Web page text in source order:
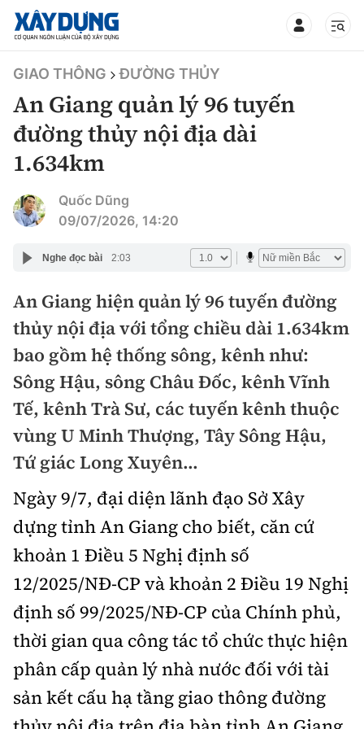
TIN BỘ XÂY DỰNG
CHUYÊN MỤC
Mới nhất
Thời sự
Chính trị
Xã hội
Chuyện dọc đường
Cải chính
Xây dựng
Chỉ đạo điều hành
Quy hoạch kiến trúc
Vật liệu xây dựng
Giám định chất lượng
Quản lý đô thị
Giao thông
Quản lý
Đường bộ
Hàng không
Đường sắt
Đăng kiểm
Đường sắt tốc độ cao
Đường thủy
Hàng hải
Đường sắt đô thị
Kinh tế
Thị trường
Chứng khoán
Bảo hiểm
Doanh nghiệp
Pháp luật
Thanh tra
An ninh hình sự
Pháp đình
Hỏi - Đáp
An toàn giao thông
Giao thông 24h
ATGT địa phương
Văn hóa giao thông
Lái xe an toàn
Chung tay vì ATGT
Chất lượng sống
Giáo dục
Y tế
Đời sống
Lao động - Công đoàn
Văn hóa - Giải Trí
Văn hóa
Showbiz
Thể thao
Bóng đá
Bình luận
Công nghệ
GIAO THÔNG ĐƯỜNG THỦY
An Giang quản lý 96 tuyến
đường thủy nội địa dài
1.634km
Quốc Dũng
09/07/2026, 14:20
Nghe đọc bài 2:03
An Giang hiện quản lý 96 tuyến đường
thủy nội địa với tổng chiều dài 1.634km
bao gồm hệ thống sông, kênh như:
Sông Hậu, sông Châu Đốc, kênh Vĩnh
Tế, kênh Trà Sư, các tuyến kênh thuộc
vùng U Minh Thượng, Tây Sông Hậu,
Tứ giác Long Xuyên...
Ngày 9/7, đại diện lãnh đạo Sở Xây
dựng tỉnh An Giang cho biết, căn cứ
khoản 1 Điều 5 Nghị định số
12/2025/NĐ-CP và khoản 2 Điều 19 Nghị
định số 99/2025/NĐ-CP của Chính phủ,
thời gian qua công tác tổ chức thực hiện
phân cấp quản lý nhà nước đối với tài
sản kết cấu hạ tầng giao thông đường